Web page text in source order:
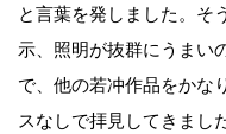
と言葉を発しました。そ
示、照明が抜群にうまい
で、他の若冲作品をかな
スなしで拝見してきまし